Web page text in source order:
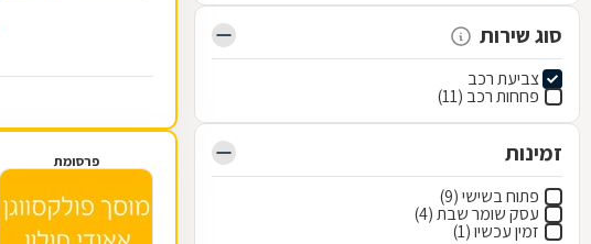
סוג שירות
צביעת רכב
פחחות רכב (11)
זמינות
פתוח בשישי (9)
עסק שומר שבת (4)
זמין עכשיו (1)
פרסומת